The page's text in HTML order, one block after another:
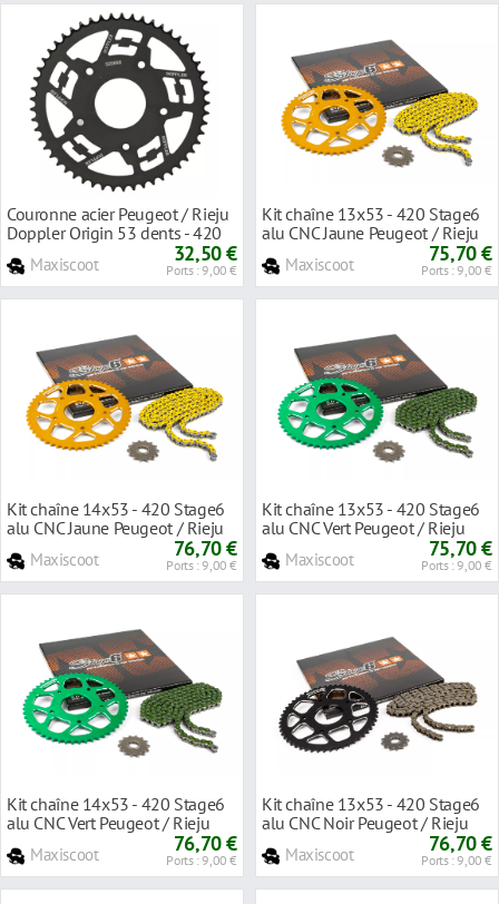
Couronne acier Peugeot / Rieju
Doppler Origin 53 dents - 420
Maxiscoot 32,50 €
Ports : 9,00 €
Kit chaîne 13x53 - 420 Stage6
alu CNC Jaune Peugeot / Rieju
Maxiscoot 75,70 €
Ports : 9,00 €
Kit chaîne 14x53 - 420 Stage6
alu CNC Jaune Peugeot / Rieju
Maxiscoot 76,70 €
Ports : 9,00 €
Kit chaîne 13x53 - 420 Stage6
alu CNC Vert Peugeot / Rieju
Maxiscoot 75,70 €
Ports : 9,00 €
Kit chaîne 14x53 - 420 Stage6
alu CNC Vert Peugeot / Rieju
Maxiscoot 76,70 €
Ports : 9,00 €
Kit chaîne 13x53 - 420 Stage6
alu CNC Noir Peugeot / Rieju
Maxiscoot 76,70 €
Ports : 9,00 €